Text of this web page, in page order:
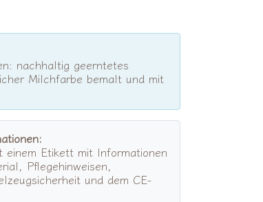
nachhaltig geerntetes
Milchfarbe bemalt und mit
einem Etikett mit Informationen
Pflegehinweisen,
und dem CE-